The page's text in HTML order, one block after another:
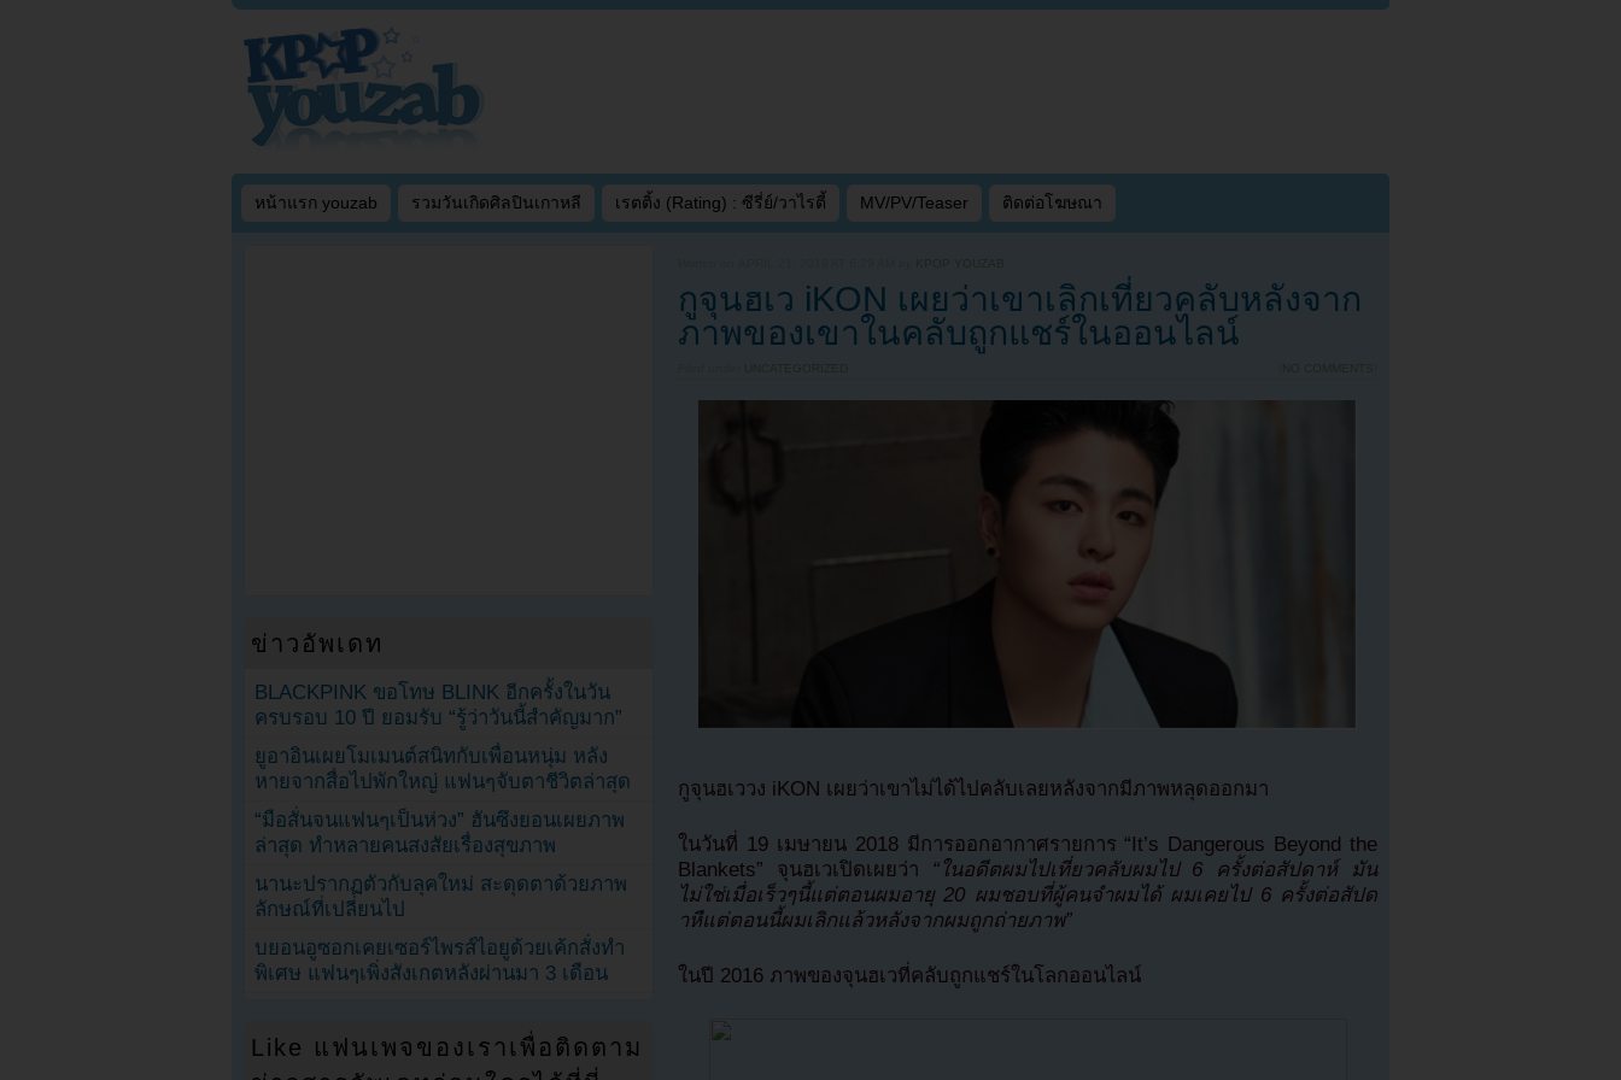
หน้าแรก youzab รวมวันเกิดศิลปินเกาหลี เรตติ้ง (Rating) : ซีรี่ย์/วาไรตี้ MV/PV/Teaser ติดต่อโฆษณา
KPOP YOUZAB
กูจุนฮเว iKON เผยว่าเขาเลิกเที่ยวคลับหลังจาก
ภาพของเขาในคลับถูกแชร์ในออนไลน์
UNCATEGORIZED NO COMMENTS
กูจุนฮเววง iKON เผยว่าเขาไม่ได้ไปคลับเลยหลังจากมีภาพหลุดออกมา
ในวันที่ 19 เมษายน 2018 มีการออกอากาศรายการ “It’s Dangerous Beyond the
Blankets” จุนฮเวเปิดเผยว่า “ในอดีตผมไปเที่ยวคลับผมไป 6 ครั้งต่อสัปดาห์ มัน
ไม่ใช่เมื่อเร็วๆนี้แต่ตอนผมอายุ 20 ผมชอบที่ผู้คนจำผมได้ ผมเคยไป 6 ครั้งต่อสัปด
าหืแต่ตอนนี้ผมเลิกแล้วหลังจากผมถูกถ่ายภาพ”
ในปี 2016 ภาพของจุนฮเวที่คลับถูกแชร์ในโลกออนไลน์
ข่าวอัพเดท
BLACKPINK ขอโทษ BLINK อีกครั้งในวัน
ครบรอบ 10 ปี ยอมรับ “รู้ว่าวันนี้สำคัญมาก”
ยูอาอินเผยโมเมนต์สนิทกับเพื่อนหนุ่ม หลัง
หายจากสื่อไปพักใหญ่ แฟนๆจับตาชีวิตล่าสุด
“มือสั่นจนแฟนๆเป็นห่วง” ฮันซึงยอนเผยภาพ
ล่าสุด ทำหลายคนสงสัยเรื่องสุขภาพ
นานะปรากฏตัวกับลุคใหม่ สะดุดตาด้วยภาพ
ลักษณ์ที่เปลี่ยนไป
บยอนอูซอกเคยเซอร์ไพรส์ไอยูด้วยเค้กสั่งทำ
พิเศษ แฟนๆเพิ่งสังเกตหลังผ่านมา 3 เดือน
Like แฟนเพจของเราเพื่อติดตาม